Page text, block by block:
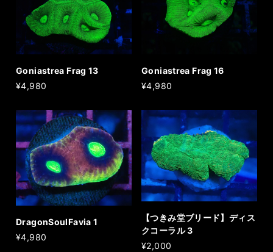
Goniastrea Frag 13
¥4,980
Goniastrea Frag 16
¥4,980
DragonSoulFavia 1
¥4,980
【つきみ堂ブリード】ディス
クコーラル 3
¥2,000